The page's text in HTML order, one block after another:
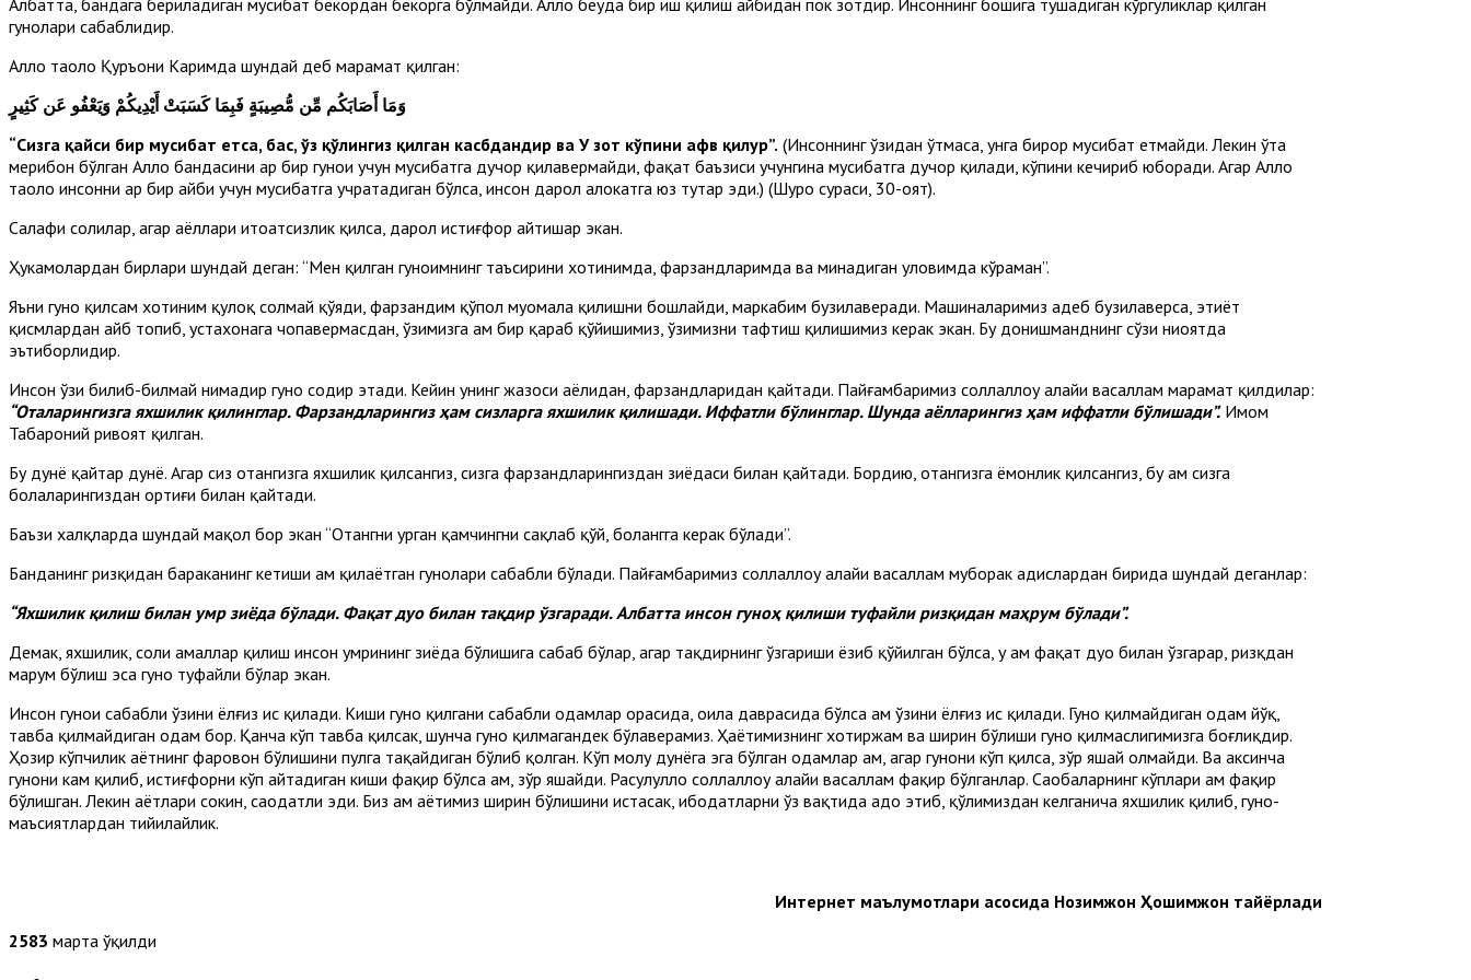
гуноҳлари сабаблидир.
Аллоҳ таоло Қуръони Каримда шундай деб марҳамат қилган:
وَمَا أَصَابَكُم مِّن مُّصِيبَةٍ فَبِمَا كَسَبَتْ أَيْدِيكُمْ وَيَعْفُو عَن كَثِيرٍ
“Сизга қайси бир мусибат етса, бас, ўз қўлингиз қилган касбдандир ва У зот кўпини афв қилур”. (Инсоннинг ўзидан ўтмаса, унга бирор мусибат етмайди. Лекин ўта
меҳрибон бўлган Аллоҳ бандасини ҳар бир гуноҳи учун мусибатга дучор қилавермайди, фақат баъзиси учунгина мусибатга дучор қилади, кўпини кечириб юборади. Агар Аллоҳ
таоло инсонни ҳар бир айби учун мусибатга учратадиган бўлса, инсон дарҳол ҳалокатга юз тутар эди.) (Шуро сураси, 30-оят).
Салафи солиҳлар, агар аёллари итоатсизлик қилса, дарҳол истиғфор айтишар экан.
Ҳукамолардан бирлари шундай деган: “Мен қилган гуноҳимнинг таъсирини хотинимда, фарзандларимда ва минадиган уловимда кўраман”.
Яъни гуноҳ қилсам хотиним қулоқ солмай қўяди, фарзандим қўпол муомала қилишни бошлайди, маркабим бузилаверади. Машиналаримиз ҳадеб бузилаверса, эҳтиёт
қисмлардан айб топиб, устахонага чопавермасдан, ўзимизга ҳам бир қараб қўйишимиз, ўзимизни тафтиш қилишимиз керак экан. Бу донишманднинг сўзи ниҳоятда
эътиборлидир.
Инсон ўзи билиб-билмай нимадир гуноҳ содир этади. Кейин унинг жазоси аёлидан, фарзандларидан қайтади. Пайғамбаримиз соллаллоҳу алайҳи васаллам марҳамат қилдилар:
“Оталарингизга яхшилик қилинглар. Фарзандларингиз ҳам сизларга яхшилик қилишади. Иффатли бўлинглар. Шунда аёлларингиз ҳам иффатли бўлишади”.Имом
Табароний ривоят қилган.
Бу дунё қайтар дунё. Агар сиз отангизга яхшилик қилсангиз, сизга фарзандларингиздан зиёдаси билан қайтади. Бордию, отангизга ёмонлик қилсангиз, бу ҳам сизга
болаларингиздан ортиғи билан қайтади.
Баъзи халқларда шундай мақол бор экан “Отангни урган қамчингни сақлаб қўй, болангга керак бўлади”.
Банданинг ризқидан бараканинг кетиши ҳам қилаётган гуноҳлари сабабли бўлади. Пайғамбаримиз соллаллоҳу алайҳи васаллам муборак ҳадислардан бирида шундай деганлар:
“Яхшилик қилиш билан умр зиёда бўлади. Фақат дуо билан тақдир ўзгаради. Албатта инсон гуноҳ қилиши туфайли ризқидан маҳрум бўлади”.
Демак, яхшилик, солиҳ амаллар қилиш инсон умрининг зиёда бўлишига сабаб бўлар, агар тақдирнинг ўзгариши ёзиб қўйилган бўлса, у ҳам фақат дуо билан ўзгарар, ризқдан
маҳрум бўлиш эса гуноҳ туфайли бўлар экан.
Инсон гуноҳи сабабли ўзини ёлғиз ҳис қилади. Киши гуноҳ қилгани сабабли одамлар орасида, оила даврасида бўлса ҳам ўзини ёлғиз ҳис қилади. Гуноҳ қилмайдиган одам йўқ,
тавба қилмайдиган одам бор. Қанча кўп тавба қилсак, шунча гуноҳ қилмагандек бўлаверамиз. Ҳаётимизнинг хотиржам ва ширин бўлиши гуноҳ қилмаслигимизга боғлиқдир.
Ҳозир кўпчилик ҳаётнинг фаровон бўлишини пулга тақайдиган бўлиб қолган. Кўп молу дунёга эга бўлган одамлар ҳам, агар гуноҳни кўп қилса, зўр яшай олмайди. Ва аксинча
гуноҳни кам қилиб, истиғфорни кўп айтадиган киши фақир бўлса ҳам, зўр яшайди. Расулуллоҳ соллаллоҳу алайҳи васаллам фақир бўлганлар. Саҳобаларнинг кўплари ҳам фақир
бўлишган. Лекин ҳаётлари сокин, саодатли эди. Биз ҳам ҳаётимиз ширин бўлишини истасак, ибодатларни ўз вақтида адо этиб, қўлимиздан келганича яхшилик қилиб, гуноҳ-
маъсиятлардан тийилайлик.
Интернет маълумотлари асосида Нозимжон Ҳошимжон тайёрлади
2583 марта ўқилди